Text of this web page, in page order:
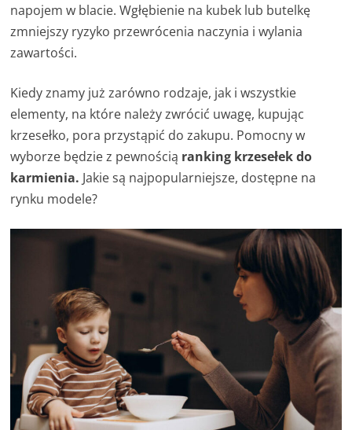
napojem w blacie. Wgłębienie na kubek lub butelkę
zmniejszy ryzyko przewrócenia naczynia i wylania
zawartości.
Kiedy znamy już zarówno rodzaje, jak i wszystkie
elementy, na które należy zwrócić uwagę, kupując
krzesełko, pora przystąpić do zakupu. Pomocny w
wyborze będzie z pewnością ranking krzesełek do
karmienia. Jakie są najpopularniejsze, dostępne na
rynku modele?